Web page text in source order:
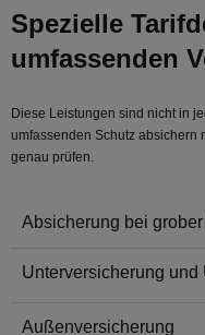
Spezielle
umfassenden
Diese Leistungen sind nicht in
umfassenden Schutz absichern
genau prüfen.
Absicherung bei
Unterversicherung
Außenversicherung